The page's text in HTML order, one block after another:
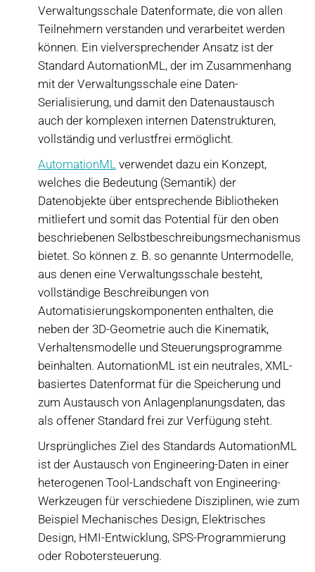
Verwaltungsschale Datenformate, die von allen
Teilnehmern verstanden und verarbeitet werden
können. Ein vielversprechender Ansatz ist der
Standard AutomationML, der im Zusammenhang
mit der Verwaltungsschale eine Daten-
Serialisierung, und damit den Datenaustausch
auch der komplexen internen Datenstrukturen,
vollständig und verlustfrei ermöglicht.
AutomationML verwendet dazu ein Konzept,
welches die Bedeutung (Semantik) der
Datenobjekte über entsprechende Bibliotheken
mitliefert und somit das Potential für den oben
beschriebenen Selbstbeschreibungsmechanismus
bietet. So können z. B. so genannte Untermodelle,
aus denen eine Verwaltungsschale besteht,
vollständige Beschreibungen von
Automatisierungskomponenten enthalten, die
neben der 3D-Geometrie auch die Kinematik,
Verhaltensmodelle und Steuerungsprogramme
beinhalten. AutomationML ist ein neutrales, XML-
basiertes Datenformat für die Speicherung und
zum Austausch von Anlagenplanungsdaten, das
als offener Standard frei zur Verfügung steht.
Ursprüngliches Ziel des Standards AutomationML
ist der Austausch von Engineering-Daten in einer
heterogenen Tool-Landschaft von Engineering-
Werkzeugen für verschiedene Disziplinen, wie zum
Beispiel Mechanisches Design, Elektrisches
Design, HMI-Entwicklung, SPS-Programmierung
oder Robotersteuerung.